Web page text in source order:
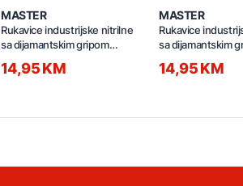
MASTER
Rukavice industrijske nitrilne
sa dijamantskim gripom
100/1 XL X3000 crne
14,95 KM
MASTER
Rukavice
sa dijamantskim
100/1 L X3000 crne
14,95 KM